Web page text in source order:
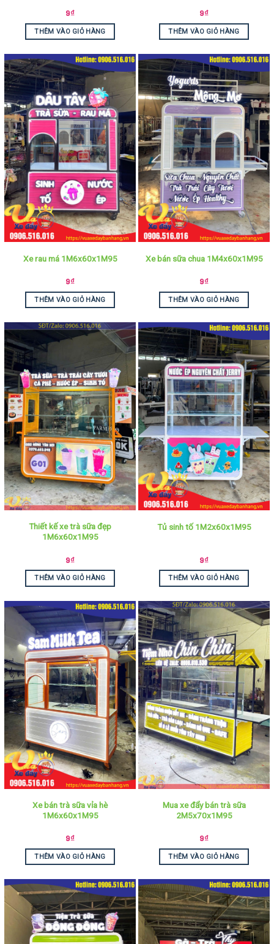
9₫
THÊM VÀO GIỎ HÀNG
9₫
THÊM VÀO GIỎ HÀNG
Xe rau má 1M6x60x1M95
9₫
THÊM VÀO GIỎ HÀNG
Xe bán sữa chua 1M4x60x1M95
9₫
THÊM VÀO GIỎ HÀNG
Thiết kế xe trà sữa đẹp
1M6x60x1M95
9₫
THÊM VÀO GIỎ HÀNG
Tủ sinh tố 1M2x60x1M95
9₫
THÊM VÀO GIỎ HÀNG
Xe bán trà sữa vỉa hè
1M6x60x1M95
9₫
THÊM VÀO GIỎ HÀNG
Mua xe đẩy bán trà sữa
2M5x70x1M95
9₫
THÊM VÀO GIỎ HÀNG